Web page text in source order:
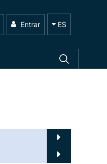
Entrar ES